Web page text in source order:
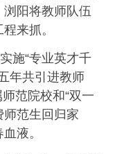
阳将教师队伍
来抓。
施“专业英才千
年共引进教师
范院校和“双一
师范生回归家
液。